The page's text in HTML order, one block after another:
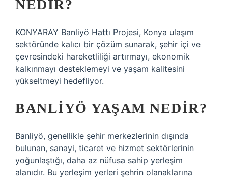
NEDIR?
KONYARAY Banliyö Hattı Projesi, Konya ulaşım
sektöründe kalıcı bir çözüm sunarak, şehir içi ve
çevresindeki hareketliliği artırmayı, ekonomik
kalkınmayı desteklemeyi ve yaşam kalitesini
yükseltmeyi hedefliyor.
BANLIYÖ YAŞAM NEDIR?
Banliyö, genellikle şehir merkezlerinin dışında
bulunan, sanayi, ticaret ve hizmet sektörlerinin
yoğunlaştığı, daha az nüfusa sahip yerleşim
alanıdır. Bu yerleşim yerleri şehrin olanaklarına